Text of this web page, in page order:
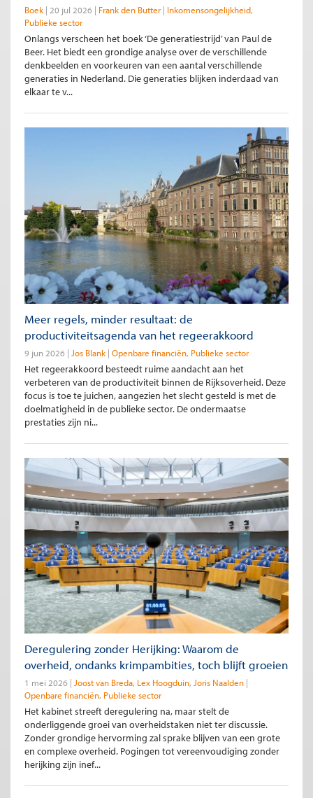
Boek 20 jul 2026 Frank den Butter
Inkomensongelijkheid
Publieke sector
Onlangs verscheen het boek ‘De generatiestrijd’ van Paul de
Beer. Het biedt een grondige analyse over de verschillende
denkbeelden en voorkeuren van een aantal verschillende
generaties in Nederland. Die generaties blijken inderdaad van
elkaar te v...
Meer regels, minder resultaat: de
productiviteitsagenda van het regeerakkoord
9 jun 2026 Jos Blank Openbare financiën Publieke sector
Het regeerakkoord besteedt ruime aandacht aan het
verbeteren van de productiviteit binnen de Rijksoverheid. Deze
focus is toe te juichen, aangezien het slecht gesteld is met de
doelmatigheid in de publieke sector. De ondermaatse
prestaties zijn ni...
Deregulering zonder Herijking: Waarom de
overheid, ondanks krimpambities, toch blijft groeien
1 mei 2026 Joost van Breda Lex Hoogduin Joris Naalden
Openbare financiën Publieke sector
Het kabinet streeft deregulering na, maar stelt de
onderliggende groei van overheidstaken niet ter discussie.
Zonder grondige hervorming zal sprake blijven van een grote
en complexe overheid. Pogingen tot vereenvoudiging zonder
herijking zijn inef...